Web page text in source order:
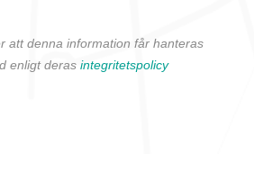
att denna information får hanteras
enligt deras integritetspolicy